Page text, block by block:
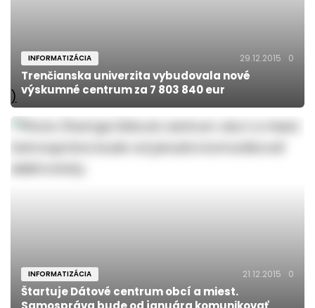
)
INFORMATIZÁCIA 29.12.2015 0
Trenčianska univerzita vybudovala nové
výskumné centrum za 7 803 840 eur
INFORMATIZÁCIA 21.12.2015 0
Štartuje Dátové centrum obcí a miest.